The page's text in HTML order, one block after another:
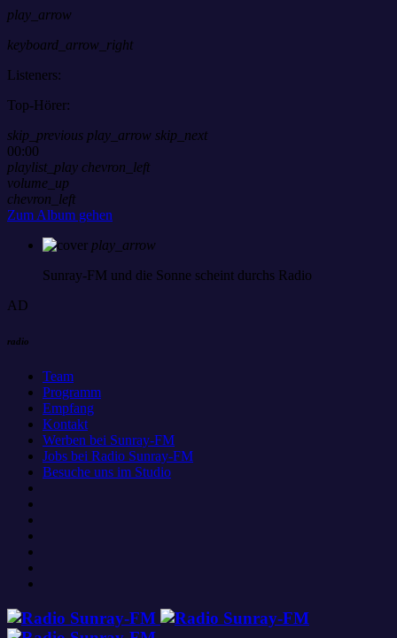
play_arrow
keyboard_arrow_right
Listeners:
Top-Hörer:
skip_previous play_arrow skip_next
00:00
playlist_play chevron_left
volume_up
chevron_left
Zum Album gehen
play_arrow
Sunray-FM und die Sonne scheint durchs Radio
AD
radio
Team
Programm
Empfang
Kontakt
Werben bei Sunray-FM
Jobs bei Radio Sunray-FM
Besuche uns im Studio